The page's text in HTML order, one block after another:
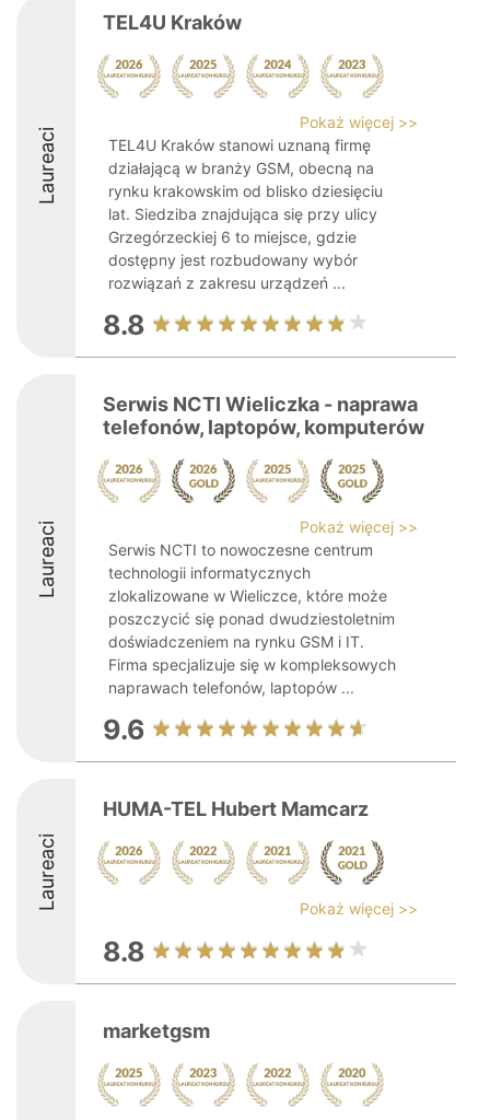
Laureaci
TEL4U Kraków
Pokaż więcej >>
TEL4U Kraków stanowi uznaną firmę
działającą w branży GSM, obecną na
rynku krakowskim od blisko dziesięciu
lat. Siedziba znajdująca się przy ulicy
Grzegórzeckiej 6 to miejsce, gdzie
dostępny jest rozbudowany wybór
rozwiązań z zakresu urządzeń ...
8.8
Laureaci
Serwis NCTI Wieliczka - naprawa
telefonów, laptopów, komputerów
Pokaż więcej >>
Serwis NCTI to nowoczesne centrum
technologii informatycznych
zlokalizowane w Wieliczce, które może
poszczycić się ponad dwudziestoletnim
doświadczeniem na rynku GSM i IT.
Firma specjalizuje się w kompleksowych
naprawach telefonów, laptopów ...
9.6
Laureaci
HUMA-TEL Hubert Mamcarz
Pokaż więcej >>
8.8
marketgsm